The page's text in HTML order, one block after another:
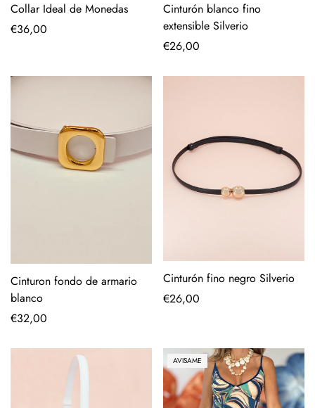
Collar Ideal de Monedas
Precio
€36,00
Cinturón blanco fino
extensible Silverio
Precio
€26,00
Cinturon fondo de armario
blanco
Precio
€32,00
Cinturón fino negro Silverio
Precio
€26,00
AVISAME